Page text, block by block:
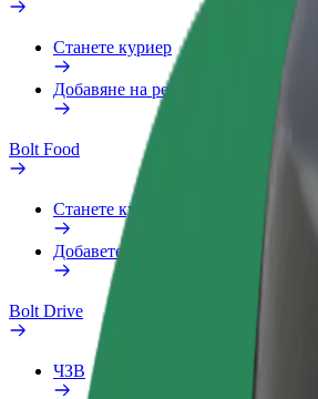
Станете куриер
Добавяне на ресторант или магазин
Bolt Food
Станете куриер
Добавете ресторант или магазин
Bolt Drive
ЧЗВ